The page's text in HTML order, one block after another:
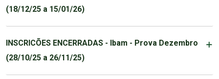
(18/12/25 a 15/01/26)
INSCRICÕES ENCERRADAS - Ibam - Prova Dezembro
(28/10/25 a 26/11/25)